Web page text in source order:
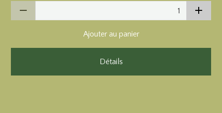
Ajouter au panier
Détails